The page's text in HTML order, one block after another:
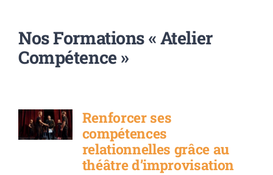
Nos Formations « Atelier
Compétence »
Renforcer ses
compétences
relationnelles grâce au
théâtre d’improvisation